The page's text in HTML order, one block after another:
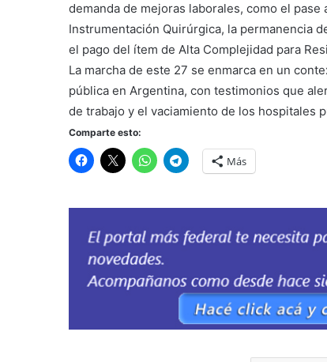
demanda de mejoras laborales, como el
Instrumentación Quirúrgica, la permanencia
el pago del ítem de Alta Complejidad para
La marcha de este 27 se enmarca en un
pública en Argentina, con testimonios que
de trabajo y el vaciamiento de los hospitales
Comparte esto:
Más